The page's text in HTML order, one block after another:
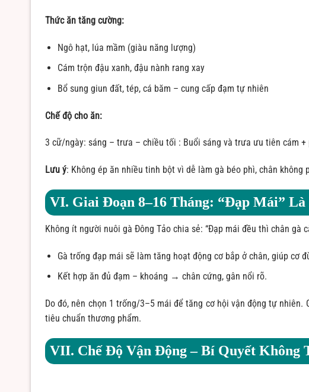
Thức ăn tăng cường:
Ngô hạt, lúa mầm (giàu năng lượng)
Cám trộn đậu xanh, đậu nành rang xay
Bổ sung giun đất, tép, cá băm – cung cấp đạm tự nhiên
Chế độ cho ăn:
3 cữ/ngày: sáng – trưa – chiều tối : Buổi sáng và trưa ưu tiên cám +
Lưu ý: Không ép ăn nhiều tinh bột vì dễ làm gà béo phì, chân không
VI. Giai Đoạn 8–16 Tháng: “Đạp Mái”
Không ít người nuôi gà Đông Tảo chia sẻ: “Đạp mái đều thì chân gà
Gà trống đạp mái sẽ làm tăng hoạt động cơ bắp ở chân, giúp cơ
Kết hợp ăn đủ đạm – khoáng → chân cứng, gân nổi rõ.
Do đó, nên chọn 1 trống/3–5 mái để tăng cơ hội vận động tự
tiêu chuẩn thương phẩm.
VII. Chế Độ Vận Động – Bí Quyết Không